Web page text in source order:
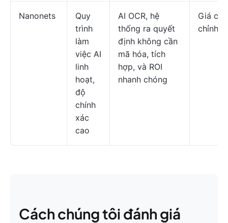
Nanonets
Quy
trình
làm
việc AI
linh
hoạt,
độ
chính
xác
cao
AI OCR, hệ
thống ra quyết
định không cần
mã hóa, tích
hợp, và ROI
nhanh chóng
Giá cả
chỉnh
Cách chúng tôi đánh giá